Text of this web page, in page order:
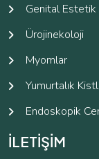
Genital Estetik
Ürojinekoloji
Myomlar
Yumurtalık
Endoskopik
İLETİŞİM